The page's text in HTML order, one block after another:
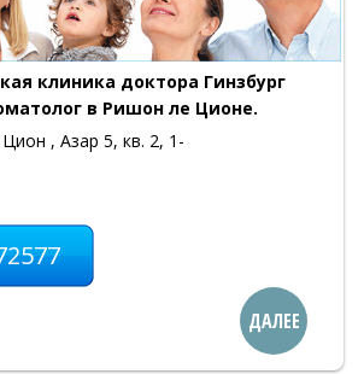
клиника доктора Гинзбург
в Ришон ле Ционе.
, Азар 5, кв. 2, 1-
ДАЛЕЕ